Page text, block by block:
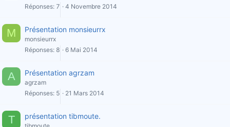
Réponses 7 4 Novembre 2014
M Présentation monsieurrx
monsieurrx
Réponses 8 6 Mai 2014
A Présentation agrzam
agrzam
Réponses 5 21 Mars 2014
T présentation tibmoute.